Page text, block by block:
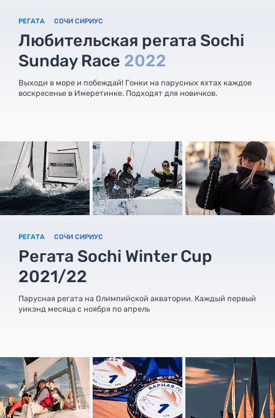
РЕГАТА СОЧИ СИРИУС
Любительская регата Sochi
Sunday Race 2022
Выходи в море и побеждай! Гонки на парусных яхтах каждое
воскресенье в Имеретинке. Подходят для новичков.
РЕГАТА СОЧИ СИРИУС
Регата Sochi Winter Cup
2021/22
Парусная регата на Олимпийской акватории. Каждый первый
уикэнд месяца с ноября по апрель